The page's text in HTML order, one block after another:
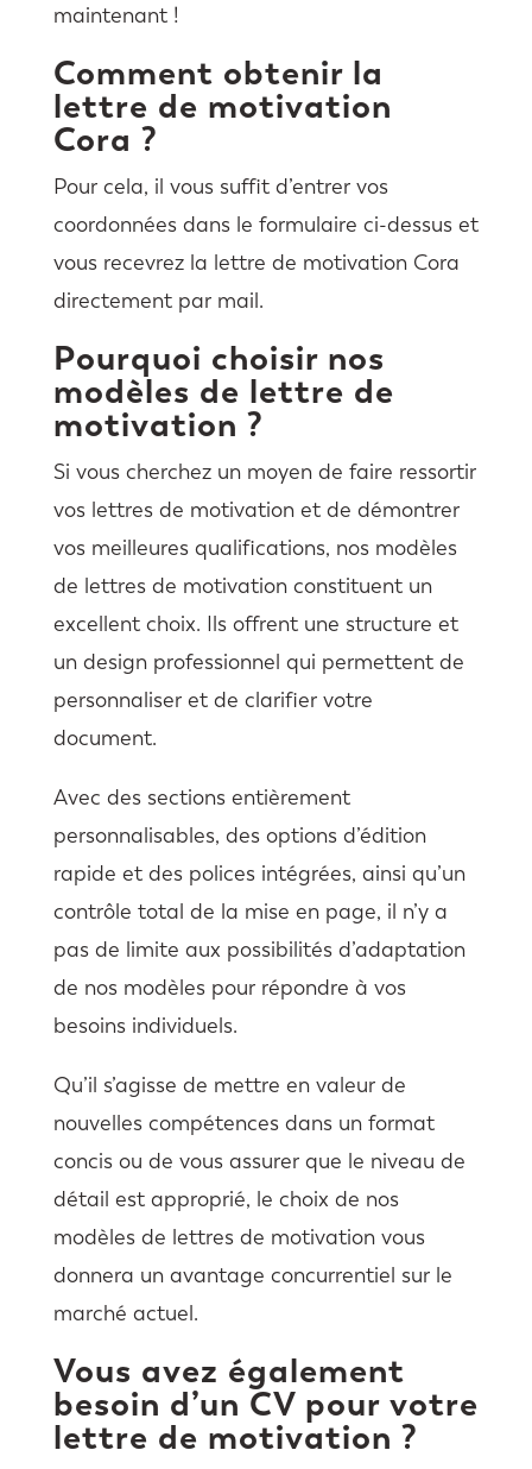
maintenant !
Comment obtenir la
lettre de motivation
Cora ?
Pour cela, il vous suffit d’entrer vos
coordonnées dans le formulaire ci-dessus et
vous recevrez la lettre de motivation Cora
directement par mail.
Pourquoi choisir nos
modèles de lettre de
motivation ?
Si vous cherchez un moyen de faire ressortir
vos lettres de motivation et de démontrer
vos meilleures qualifications, nos modèles
de lettres de motivation constituent un
excellent choix. Ils offrent une structure et
un design professionnel qui permettent de
personnaliser et de clarifier votre
document.
Avec des sections entièrement
personnalisables, des options d’édition
rapide et des polices intégrées, ainsi qu’un
contrôle total de la mise en page, il n’y a
pas de limite aux possibilités d’adaptation
de nos modèles pour répondre à vos
besoins individuels.
Qu’il s’agisse de mettre en valeur de
nouvelles compétences dans un format
concis ou de vous assurer que le niveau de
détail est approprié, le choix de nos
modèles de lettres de motivation vous
donnera un avantage concurrentiel sur le
marché actuel.
Vous avez également
besoin d’un CV pour votre
lettre de motivation ?